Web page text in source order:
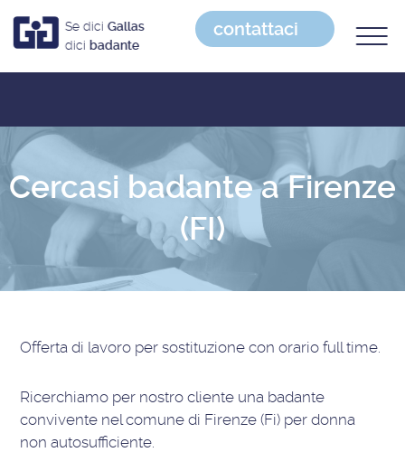
Se dici Gallas
dici badante
contattaci
Cercasi badante a Firenze
(FI)
Offerta di lavoro per sostituzione con orario full time
Ricerchiamo per nostro cliente una badante
convivente nel comune di Firenze (Fi) per donna
non autosufficiente.